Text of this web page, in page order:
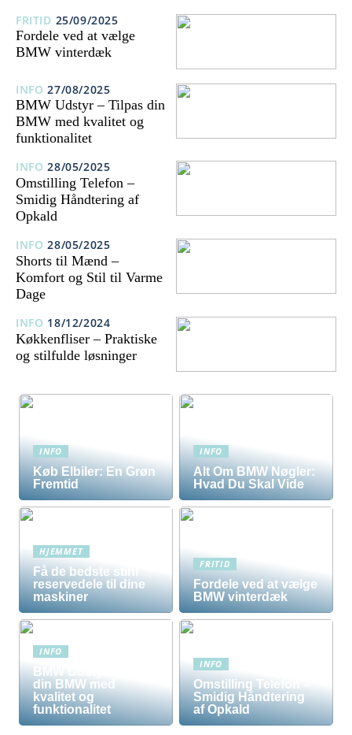
FRITID 25/09/2025
Fordele ved at vælge
BMW vinterdæk
INFO 27/08/2025
BMW Udstyr – Tilpas din
BMW med kvalitet og
funktionalitet
INFO 28/05/2025
Omstilling Telefon –
Smidig Håndtering af
Opkald
INFO 28/05/2025
Shorts til Mænd –
Komfort og Stil til Varme
Dage
INFO 18/12/2024
Køkkenfliser – Praktiske
og stilfulde løsninger
INFO
Køb Elbiler: En Grøn
Fremtid
INFO
Alt Om BMW Nøgler:
Hvad Du Skal Vide
HJEMMET
Få de bedste stihl
reservedele til dine
maskiner
FRITID
Fordele ved at vælge
BMW vinterdæk
INFO
BMW Udstyr – Tilpas
din BMW med
kvalitet og
funktionalitet
INFO
Omstilling Telefon –
Smidig Håndtering
af Opkald